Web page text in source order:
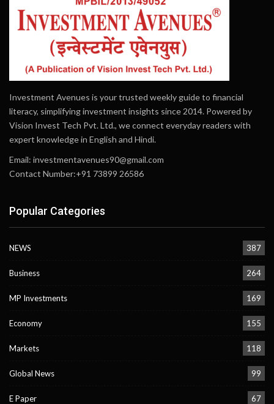
Investment Avenues is your trusted weekly guide to financial
literacy, simplifying investment insights since 2014. Powered by
Vision Invest Tech Pvt. Ltd., we connect everyday readers with
expert knowledge in English and Hindi.
Email: investmentavenues90@gmail.com
Contact Number:+91 73899 26586
Popular Categories
NEWS 387
Business 264
MP Investments 169
Economy 155
Markets 118
Global News 99
E Paper 67